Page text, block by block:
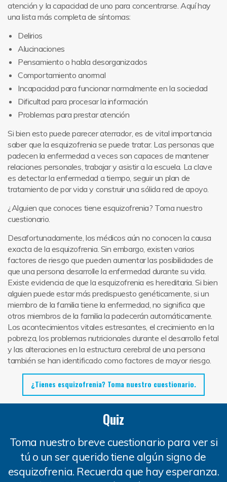
atención y la capacidad de uno para concentrarse. Aquí hay
una lista más completa de síntomas:
Delirios
Alucinaciones
Pensamiento o habla desorganizados
Comportamiento anormal
Incapacidad para funcionar normalmente en la sociedad
Dificultad para procesar la información
Problemas para prestar atención
Si bien esto puede parecer aterrador, es de vital importancia
saber que la esquizofrenia se puede tratar. Las personas que
padecen la enfermedad a veces son capaces de mantener
relaciones personales, trabajar y asistir a la escuela. La clave
es detectar la enfermedad a tiempo, seguir un plan de
tratamiento de por vida y construir una sólida red de apoyo.
¿Alguien que conoces tiene esquizofrenia? Toma nuestro
cuestionario.
Desafortunadamente, los médicos aún no conocen la causa
exacta de la esquizofrenia. Sin embargo, existen varios
factores de riesgo que pueden aumentar las posibilidades de
que una persona desarrolle la enfermedad durante su vida.
Existe evidencia de que la esquizofrenia es hereditaria. Si bien
alguien puede estar más predispuesto genéticamente, si un
miembro de la familia tiene la enfermedad, no significa que
otros miembros de la familia la padecerán automáticamente.
Los acontecimientos vitales estresantes, el crecimiento en la
pobreza, los problemas nutricionales durante el desarrollo fetal
y las alteraciones en la estructura cerebral de una persona
también se han identificado como factores de mayor riesgo.
¿Tienes esquizofrenia? Toma nuestro cuestionario.
Quiz
Toma nuestro breve cuestionario para ver si
tú o un ser querido tiene algún signo de
esquizofrenia. Recuerda que hay esperanza.